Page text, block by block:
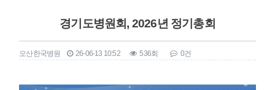
경기도병원회, 2026년 정기총회
오산한국병원 26-06-13 10:52 536회 0건
본문